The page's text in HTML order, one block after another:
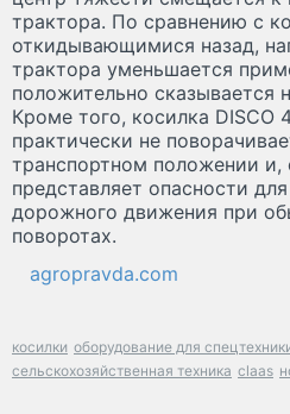
трактора. По сравнению с
откидывающимися назад,
трактора уменьшается
положительно сказывается
Кроме того, косилка DISCO
практически не
транспортном положении и,
представляет опасности
дорожного движения при
поворотах.
agropravda.com
косилки оборудование для
сельскохозяйственная техника claas